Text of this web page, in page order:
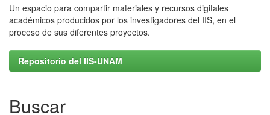
Un espacio para compartir materiales y recursos digitales
académicos producidos por los investigadores del IIS, en el
proceso de sus diferentes proyectos.
Repositorio del IIS-UNAM
Buscar